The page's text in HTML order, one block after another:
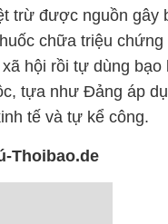
trừ được nguồn gây
chữa triệu
hội rồi tự dùng
tựa như Đảng áp
tế và tự kể công.
Thoibao.de